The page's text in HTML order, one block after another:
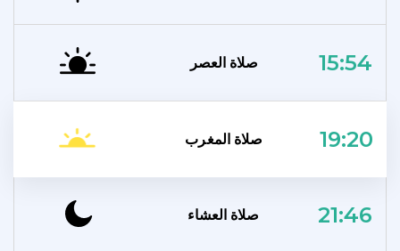
صلاة العصر 15:54
صلاة المغرب 19:20
صلاة العشاء 21:46